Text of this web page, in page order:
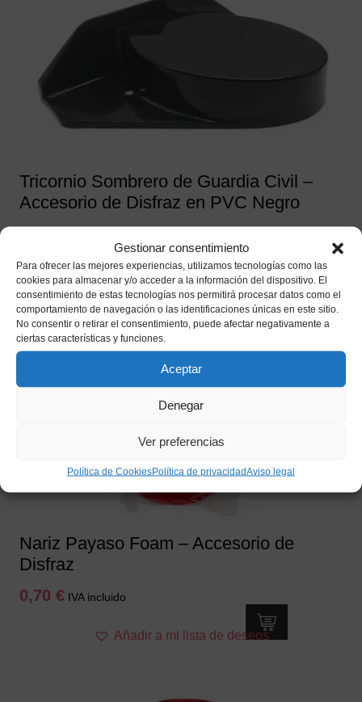
Gestionar consentimiento
Para ofrecer las mejores experiencias, utilizamos tecnologías como las
cookies para almacenar y/o acceder a la información del dispositivo. El
consentimiento de estas tecnologías nos permitirá procesar datos como el
comportamiento de navegación o las identificaciones únicas en este sitio.
No consentir o retirar el consentimiento, puede afectar negativamente a
ciertas características y funciones.
Aceptar
Denegar
Ver preferencias
Política de CookiesPolítica de privacidadAviso legal
Tricornio Sombrero de Guardia Civil –
Accesorio de Disfraz en PVC Negro
Añadir a mi lista de deseos
Nariz Payaso Foam – Accesorio de
Disfraz
0,70 € IVA incluido
Añadir a mi lista de deseos